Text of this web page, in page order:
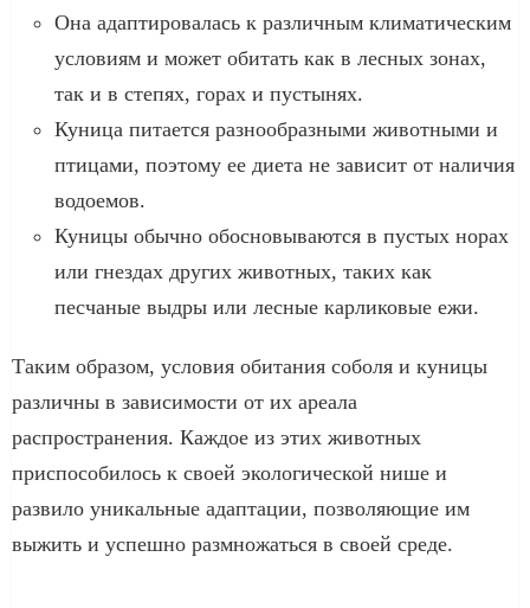
Она адаптировалась к различным климатическим
условиям и может обитать как в лесных зонах,
так и в степях, горах и пустынях.
Куница питается разнообразными животными и
птицами, поэтому ее диета не зависит от наличия
водоемов.
Куницы обычно обосновываются в пустых норах
или гнездах других животных, таких как
песчаные выдры или лесные карликовые ежи.
Таким образом, условия обитания соболя и куницы
различны в зависимости от их ареала
распространения. Каждое из этих животных
приспособилось к своей экологической нише и
развило уникальные адаптации, позволяющие им
выжить и успешно размножаться в своей среде.